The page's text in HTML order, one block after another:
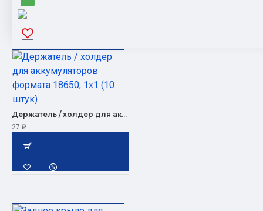
Держатель / холдер для аккумуляторов формата 18650, 1x1 (10 штук)
27 ₽